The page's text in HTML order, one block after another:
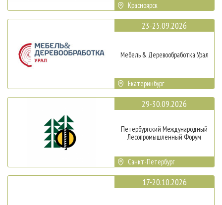
Красноярск
23-25.09.2026
Мебель & Деревообработка Урал
Екатеринбург
29-30.09.2026
Петербургский Международный
Лесопромышленный Форум
Санкт-Петербург
17-20.10.2026